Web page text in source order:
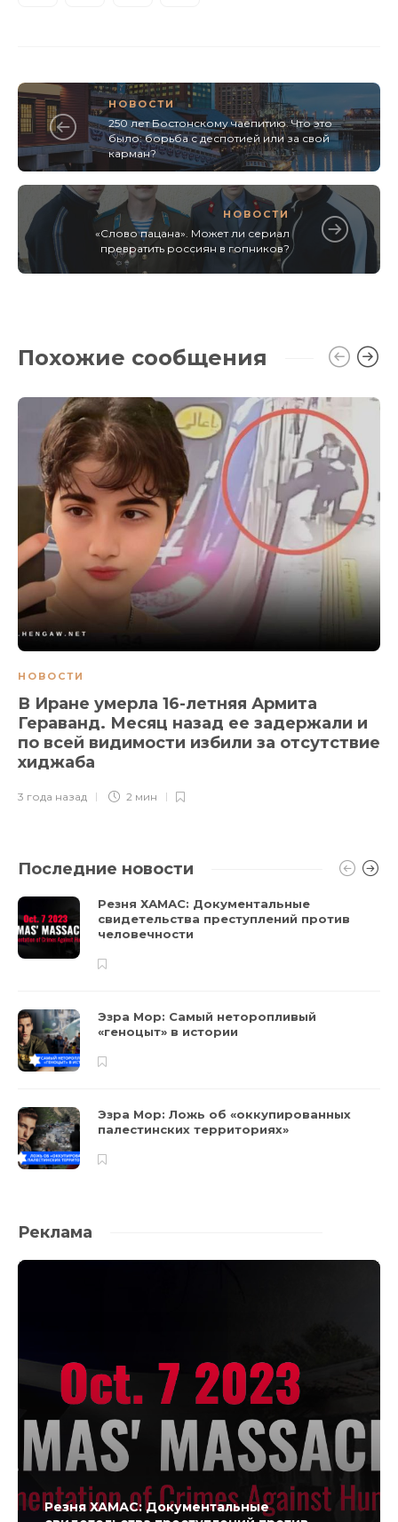
НОВОСТИ
250 лет Бостонскому чаепитию. Что это
было: борьба с деспотией или за свой
карман?
НОВОСТИ
«Слово пацана». Может ли сериал
превратить россиян в гопников?
Похожие сообщения
НОВОСТИ
В Иране умерла 16-летняя Армита
Гераванд. Месяц назад ее задержали и
по всей видимости избили за отсутствие
хиджаба
3 года назад 2 мин
Последние новости
Резня ХАМАС: Документальные
свидетельства преступлений против
человечности
Эзра Мор: Самый неторопливый
«геноцыт» в истории
Эзра Мор: Ложь об «оккупированных
палестинских территориях»
Реклама
Резня ХАМАС: Документальные